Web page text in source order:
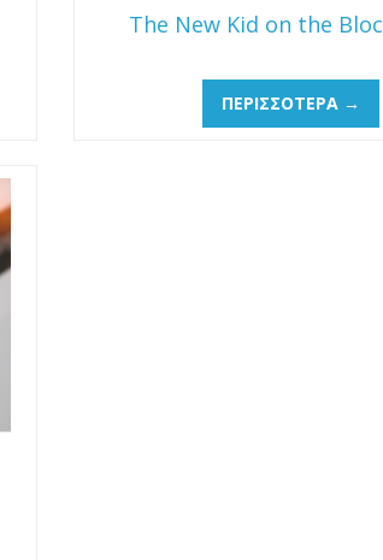
The New Kid on the
ΠΕΡΙΣΣΌΤΕΡΑ →